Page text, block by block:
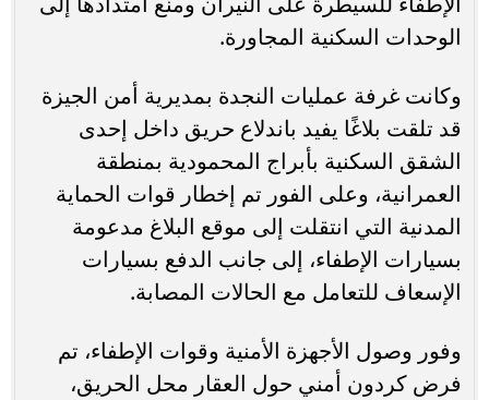
الوحدات السكنية المجاورة.
وكانت غرفة عمليات النجدة بمديرية أمن الجيزة
قد تلقت بلاغًا يفيد باندلاع حريق داخل إحدى
الشقق السكنية بأبراج المحمودية بمنطقة
العمرانية، وعلى الفور تم إخطار قوات الحماية
المدنية التي انتقلت إلى موقع البلاغ مدعومة
بسيارات الإطفاء، إلى جانب الدفع بسيارات
الإسعاف للتعامل مع الحالات المصابة.
وفور وصول الأجهزة الأمنية وقوات الإطفاء، تم
فرض كردون أمني حول العقار محل الحريق،